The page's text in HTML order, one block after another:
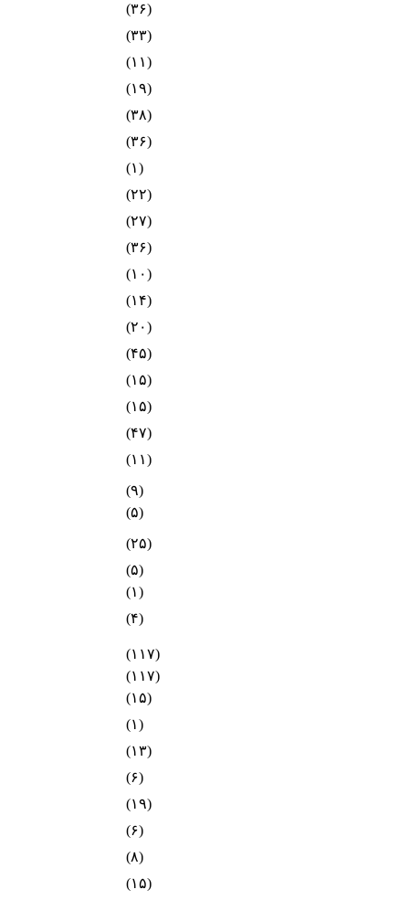
(۳۶)
(۳۳)
(۱۱)
(۱۹)
(۳۸)
(۳۶)
(۱)
(۲۲)
(۲۷)
(۳۶)
(۱۰)
(۱۴)
(۲۰)
(۴۵)
(۱۵)
(۱۵)
(۴۷)
(۱۱)
(۹)
(۵)
(۲۵)
(۵)
(۱)
(۴)
(۱۱۷)
(۱۱۷)
(۱۵)
(۱)
(۱۳)
(۶)
(۱۹)
(۶)
(۸)
(۱۵)